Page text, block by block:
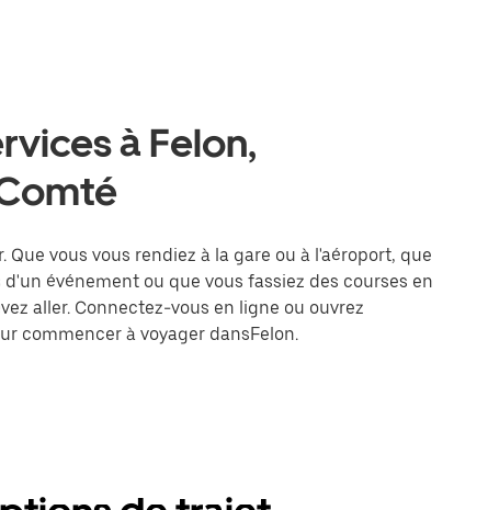
à Felon,
vous vous rendiez à la gare ou à l'aéroport, que
événement ou que vous fassiez des courses en
aller. Connectez-vous en ligne ou ouvrez
commencer à voyager dansFelon.